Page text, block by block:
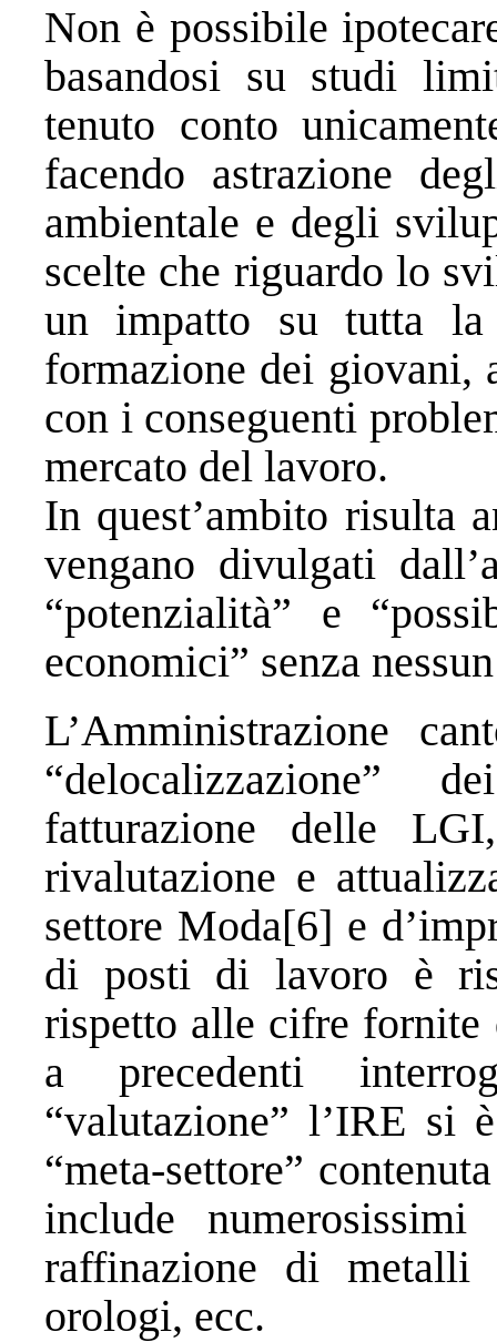
Non è possibile
basandosi su studi
tenuto conto
facendo astrazione
ambientale e degli
scelte che riguardo lo
un impatto su tutta
formazione dei giovani,
con i conseguenti
mercato del lavoro.
In quest’ambito risulta
vengano divulgati
“potenzialità” e
economici” senza
L’Amministrazione
“delocalizzazione”
fatturazione delle
rivalutazione e
settore Moda[6] e
di posti di lavoro è
rispetto alle cifre fornite
a precedenti
“valutazione” l’IRE si
“meta-settore”
include
raffinazione di metalli
orologi, ecc.